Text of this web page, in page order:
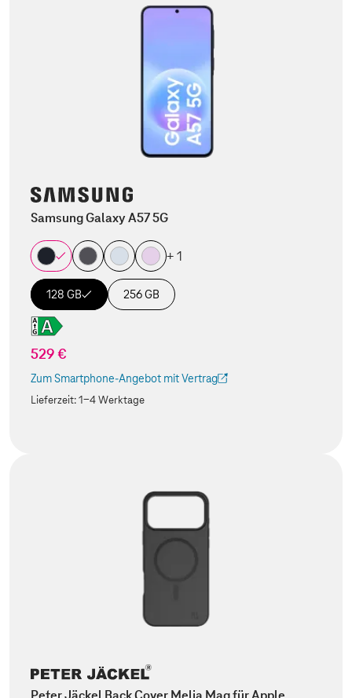
Samsung Galaxy A57 5G
+ 1
128 GB 256 GB
529 €
Zum Smartphone-Angebot mit Vertrag
(Der Link wird in einem neuen Tab geöffnet)
Lieferzeit:1-4 Werktage